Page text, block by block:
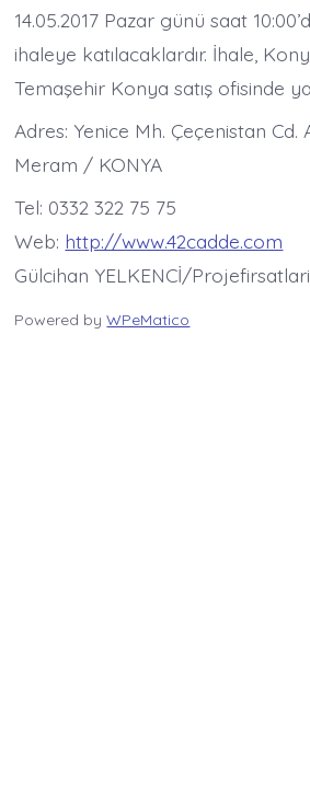
14.05.2017 Pazar günü saat
ihaleye katılacaklardır. İhale,
Temaşehir Konya satış ofisinde
Adres: Yenice Mh. Çeçenistan Cd.
Meram / KONYA
Tel: 0332 322 75 75
Web: http://www.42cadde.com
Gülcihan YELKENCİ/
Powered byWPeMatico